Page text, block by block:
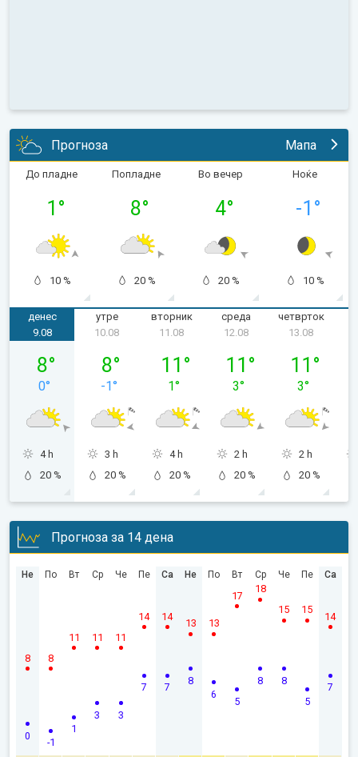
Прогноза Мапа
До пладне
1 °
10 %
Попладне
8°
20 %
Во вечер
4°
20 %
Ноќе
-1 °
10 %
денес
недела, 09.08
9.08
8°
0°
4 h
20 %
утре
10.08
8°
-1°
3 h
20 %
вторник
11.08
11 °
1°
4 h
20 %
среда
12.08
11 °
3°
2 h
20 %
четврток
13.08
11 °
3°
2 h
20 %
Прогноза за 14 дена
Не
0
8
По
-1
8
Вт
1
11
Ср
3
11
Че
3
11
Пе
7
14
Са
7
14
Не
8
13
По
6
13
Вт
5
17
Ср
8
18
Че
8
15
Пе
5
15
Са
7
14